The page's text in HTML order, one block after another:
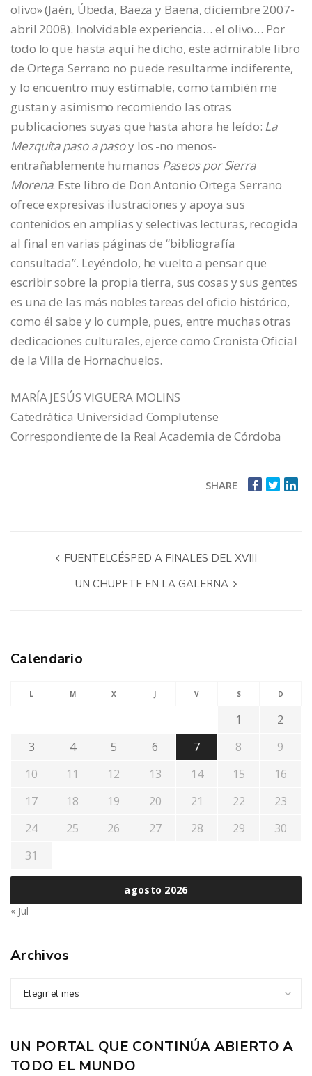
olivo» (Jaén, Úbeda, Baeza y Baena, diciembre 2007-
abril 2008). Inolvidable experiencia… el olivo… Por
todo lo que hasta aquí he dicho, este admirable libro
de Ortega Serrano no puede resultarme indiferente,
y lo encuentro muy estimable, como también me
gustan y asimismo recomiendo las otras
publicaciones suyas que hasta ahora he leído: La
Mezquita paso a pasoy los -no menos-
entrañablemente humanos Paseos por Sierra
Morena. Este libro de Don Antonio Ortega Serrano
ofrece expresivas ilustraciones y apoya sus
contenidos en amplias y selectivas lecturas, recogida
al final en varias páginas de “bibliografía
consultada”. Leyéndolo, he vuelto a pensar que
escribir sobre la propia tierra, sus cosas y sus gentes
es una de las más nobles tareas del oficio histórico,
como él sabe y lo cumple, pues, entre muchas otras
dedicaciones culturales, ejerce como Cronista Oficial
de la Villa de Hornachuelos.
MARÍA JESÚS VIGUERA MOLINS
Catedrática Universidad Complutense
Correspondiente de la Real Academia de Córdoba
SHARE
FUENTELCÉSPED A FINALES DEL XVIII
UN CHUPETE EN LA GALERNA
Calendario
agosto 2026
L M X J V S D
1
2
3
4 5 6 7 8
9
10
11 12 13 14 15
16
17
18 19 20 21 22
23
24
25 26 27 28 29
30
31
« Jul
Archivos
Elegir el mes
UN PORTAL QUE CONTINÚA ABIERTO A
TODO EL MUNDO